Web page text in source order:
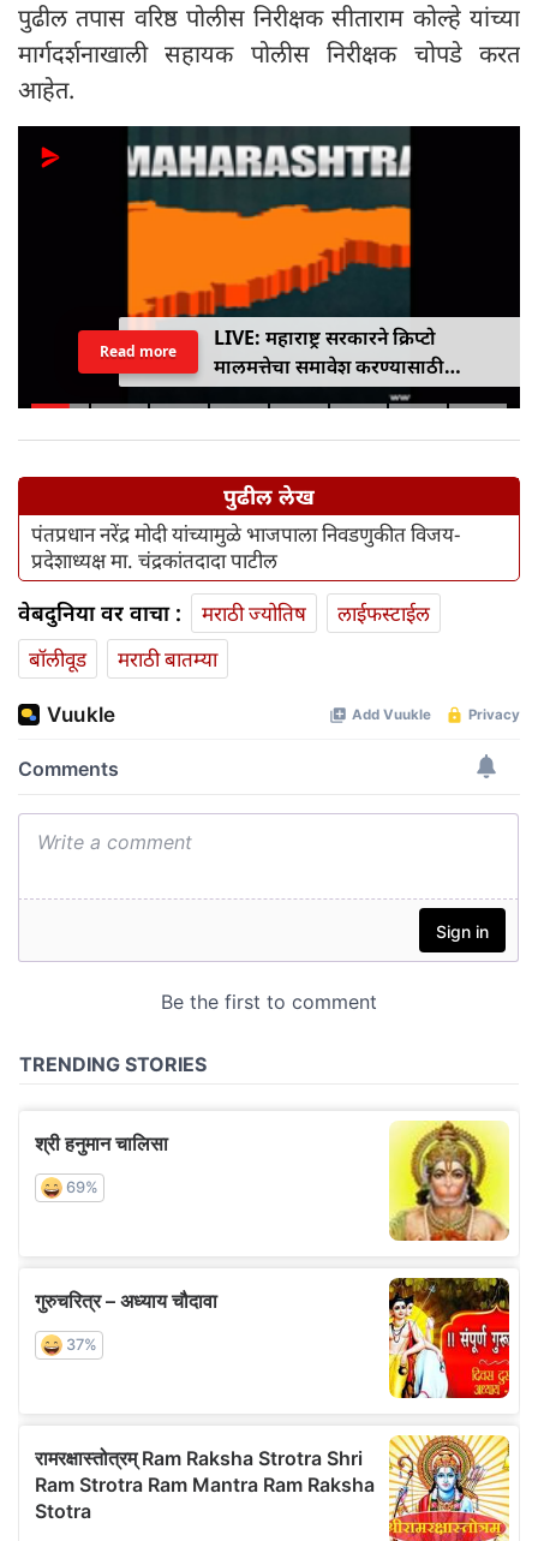
पुढील तपास वरिष्ठ पोलीस निरीक्षक सीताराम कोल्हे यांच्या
मार्गदर्शनाखाली सहायक पोलीस निरीक्षक चोपडे करत
आहेत.
LIVE: महाराष्ट्र सरकारने क्रिप्टो
मालमत्तेचा समावेश करण्यासाठी
एमपीआयडी कायद्यात दुरुस्ती केली
Read more
पुढील लेख
पंतप्रधान नरेंद्र मोदी यांच्यामुळे भाजपाला निवडणुकीत विजय-
प्रदेशाध्यक्ष मा. चंद्रकांतदादा पाटील
वेबदुनिया वर वाचा : मराठी ज्योतिष
लाईफस्टाईल
बॉलीवूड
मराठी बातम्या